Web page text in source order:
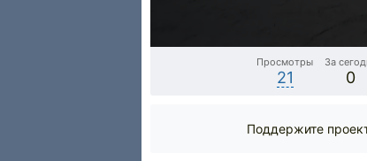
Просмотры
21
За
0
Поддержите